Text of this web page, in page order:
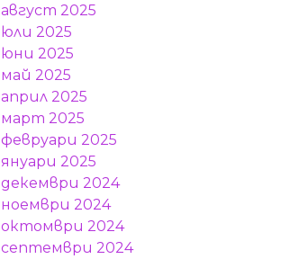
август 2025
юли 2025
юни 2025
май 2025
април 2025
март 2025
февруари 2025
януари 2025
декември 2024
ноември 2024
октомври 2024
септември 2024